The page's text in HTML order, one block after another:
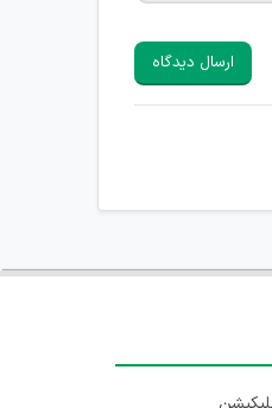
ارسال دیدگاه